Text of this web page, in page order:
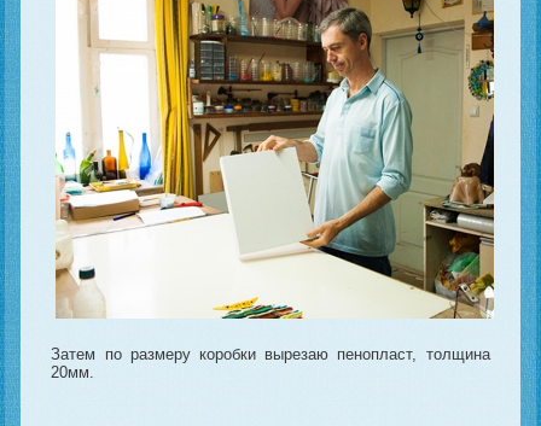
Затем по размеру коробки вырезаю пенопласт, толщина
20мм.